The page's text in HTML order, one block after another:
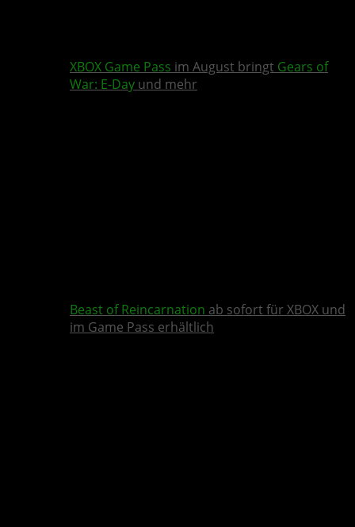
XBOX Game Pass im August bringt Gears of
War: E-Day und mehr
Beast of Reincarnation ab sofort für XBOX und
im Game Pass erhältlich